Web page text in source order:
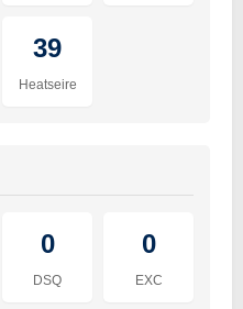
39
Heatseire
0
DSQ
0
EXC